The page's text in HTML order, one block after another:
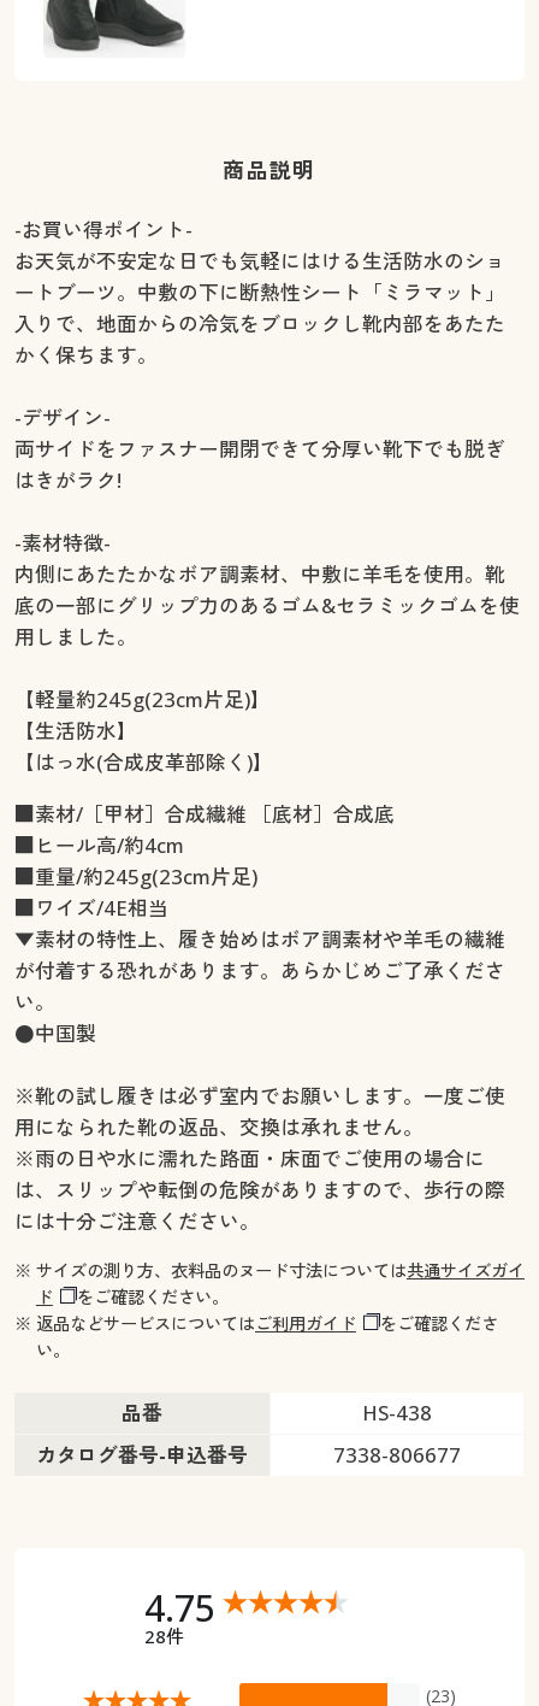
商品説明
-お買い得ポイント-
お天気が不安定な日でも気軽にはける生活防水のショ
ートブーツ。中敷の下に断熱性シート「ミラマット」
入りで、地面からの冷気をブロックし靴内部をあたた
かく保ちます。
-デザイン-
両サイドをファスナー開閉できて分厚い靴下でも脱ぎ
はきがラク!
-素材特徴-
内側にあたたかなボア調素材、中敷に羊毛を使用。靴
底の一部にグリップ力のあるゴム&セラミックゴムを使
用しました。
【軽量約245g(23cm片足)】
【生活防水】
【はっ水(合成皮革部除く)】
■素材/［甲材］合成繊維 ［底材］合成底
■ヒール高/約4cm
■重量/約245g(23cm片足)
■ワイズ/4E相当
▼素材の特性上、履き始めはボア調素材や羊毛の繊維
が付着する恐れがあります。あらかじめご了承くださ
い。
●中国製
※靴の試し履きは必ず室内でお願いします。一度ご使
用になられた靴の返品、交換は承れません。
※雨の日や水に濡れた路面・床面でご使用の場合に
は、スリップや転倒の危険がありますので、歩行の際
には十分ご注意ください。
※ サイズの測り方、衣料品のヌード寸法については共通サイズガイ
ド
をご確認ください。
※ 返品などサービスについてはご利用ガイド
をご確認くださ
い。
品番
HS-438
カタログ番号-申込番号
7338-806677
4.75
28件
(23)